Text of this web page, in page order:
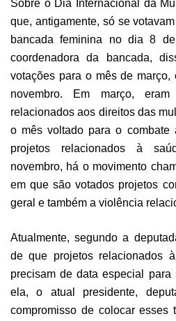
Sobre o Dia Internacional da
que, antigamente, só se
bancada feminina no dia 8
coordenadora da bancada,
votações para o mês de
novembro. Em março,
relacionados aos direitos das
o mês voltado para o combate
projetos relacionados à
novembro, há o movimento
em que são votados projetos
geral e também a violência
Atualmente, segundo a
de que projetos relacionados
precisam de data especial para
ela, o atual presidente,
compromisso de colocar esses